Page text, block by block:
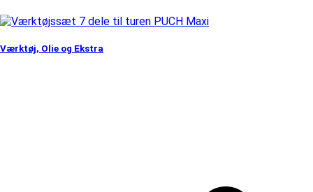
Værktøj, Olie og Ekstra